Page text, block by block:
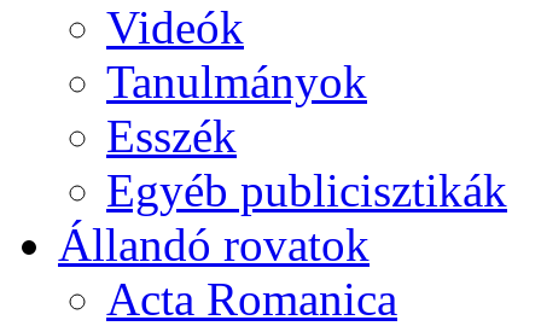
Videók
Tanulmányok
Esszék
Egyéb publicisztikák
Állandó rovatok
Acta Romanica